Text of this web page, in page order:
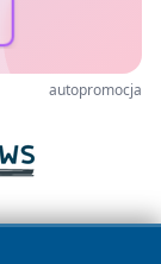
autopromocja